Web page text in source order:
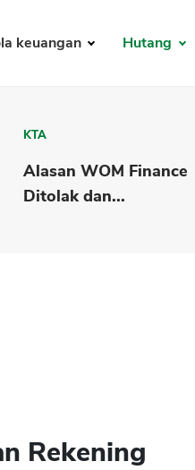
keuangan Hutang
KTA
Alasan WOM Finance
Ditolak dan...
Rekening